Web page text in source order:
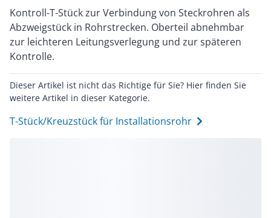
Kontroll-T-Stück zur Verbindung von Steckrohren als
Abzweigstück in Rohrstrecken. Oberteil abnehmbar
zur leichteren Leitungsverlegung und zur späteren
Kontrolle.
Dieser Artikel ist nicht das Richtige für Sie? Hier finden Sie
weitere Artikel in dieser Kategorie.
T-Stück/Kreuzstück für Installationsrohr